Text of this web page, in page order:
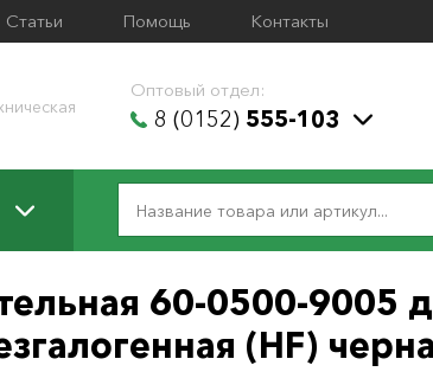
Статьи Помощь Контакты
Оптовый отдел:
8 (0152) 555-103
60-0500-9005
(HF)